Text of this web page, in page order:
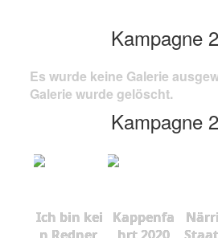
Kampagne
Es wurde keine Galerie
Galerie wurde gelöscht.
Kampagne
Ich bin kei
Kappenfa